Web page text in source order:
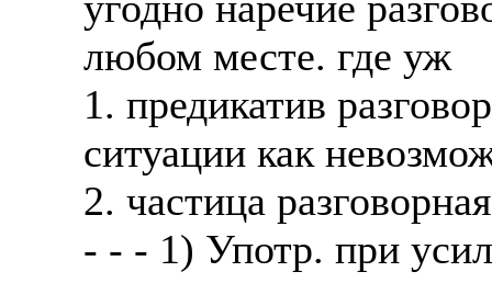
любом месте. где уж
1. предикатив
ситуации как
2. частица
- - - 1) Употр. при